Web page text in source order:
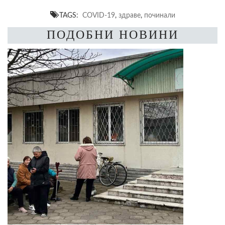
TAGS: COVID-19, здраве, починали
ПОДОБНИ НОВИНИ